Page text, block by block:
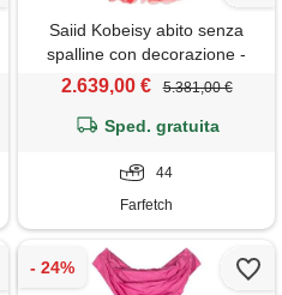
Saiid Kobeisy abito senza
spalline con decorazione -
rosso
2.639,00 € 5.381,00 €
Sped. gratuita
44
Farfetch